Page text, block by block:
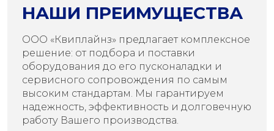
НАШИ ПРЕИМУЩЕСТВА
ООО «Квиплайнз» предлагает комплексное
решение: от подбора и поставки
оборудования до его пусконаладки и
сервисного сопровождения по самым
высоким стандартам. Мы гарантируем
надежность, эффективность и долговечную
работу Вашего производства.